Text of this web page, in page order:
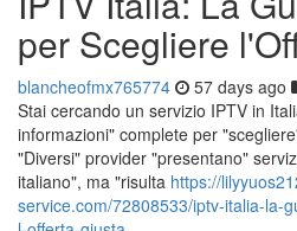
per Scegliere
blancheofmx765774 57 days ago
Stai cercando un servizio IPTV in
informazioni" complete per
"Diversi" provider "presentano"
italiano", ma "risulta https://
service.com/72808533/iptv-italia-la-